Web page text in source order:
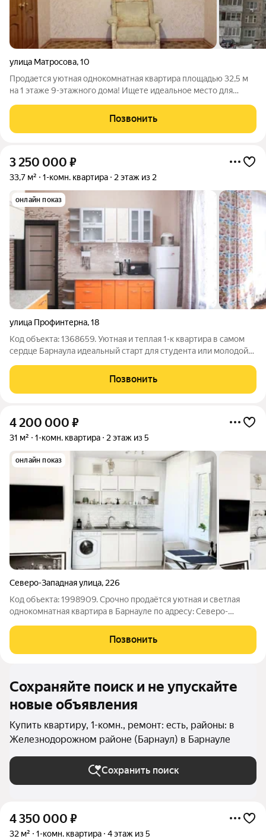
улица Матросова,10
Продается уютная однокомнатная квартира площадью 32,5 м
на 1 этаже 9-этажного дома! Ищете идеальное место для
вам нужно! Уют и комфорт: Просторная комната, светлая кухня
и возможность создать
Позвонить
3 250 000 ₽
33,7 м² 1-комн. квартира 2 этаж из 2
онлайн показ
улица Профинтерна,18
Код объекта: 1368659. Уютная и теплая 1-к квартира в самом
сердце Барнаула идеальный старт для студента или молодой
что нужно для комфортной и активной жизни, буквально в
Позвонить
4 200 000 ₽
31 м² 1-комн. квартира 2 этаж из 5
онлайн показ
Северо-Западная улица, 226
Код объекта: 1998909. Срочно продаётся уютная и светлая
однокомнатная квартира в Барнауле по адресу: Северо-
комфортное жильё по доступной цене. Квартира расположена
на втором этаже
Позвонить
Сохраняйте поиск и не упускайте
новые объявления
Купить квартиру, 1-комн., ремонт: есть, районы: в
Железнодорожном районе (Барнаул) в Барнауле
Сохранить поиск
4 350 000 ₽
32 м² 1-комн. квартира 4 этаж из 5